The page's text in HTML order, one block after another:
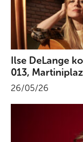
Ilse DeLange
013,
26/05/26